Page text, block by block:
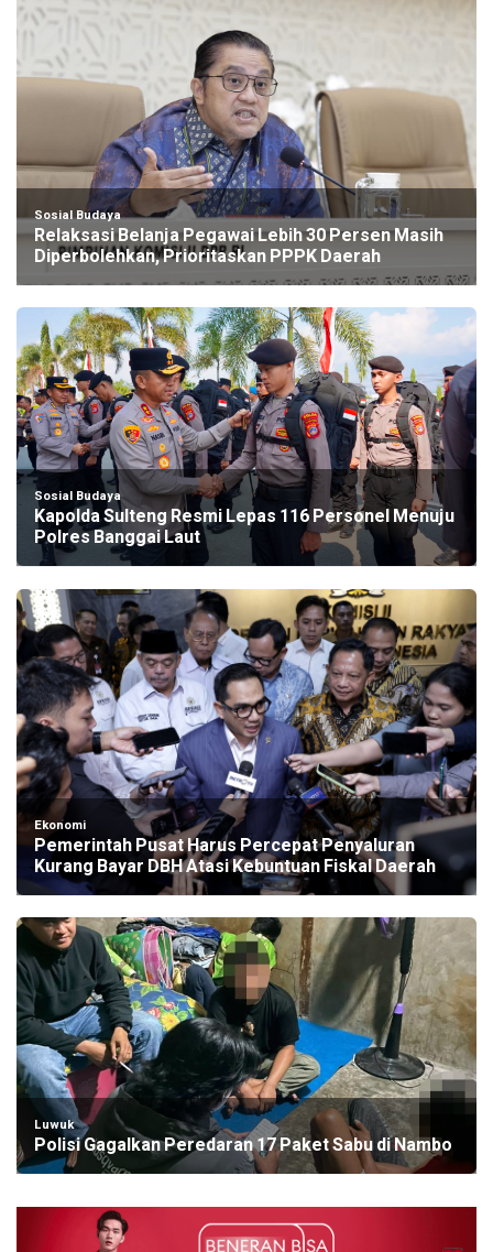
Sosial Budaya
Relaksasi Belanja Pegawai Lebih 30 Persen Masih
Diperbolehkan, Prioritaskan PPPK Daerah
Sosial Budaya
Kapolda Sulteng Resmi Lepas 116 Personel Menuju
Polres Banggai Laut
Ekonomi
Pemerintah Pusat Harus Percepat Penyaluran
Kurang Bayar DBH Atasi Kebuntuan Fiskal Daerah
Luwuk
Polisi Gagalkan Peredaran 17 Paket Sabu di Nambo